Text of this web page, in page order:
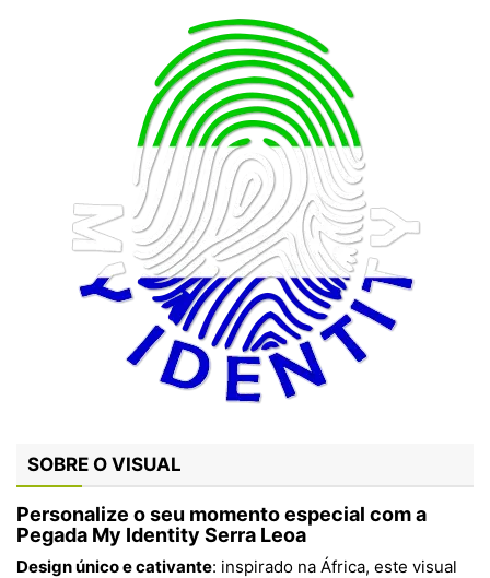
SOBRE O VISUAL
Personalize o seu momento especial com a
Pegada My Identity Serra Leoa
Design único e cativante: inspirado na África, este visual